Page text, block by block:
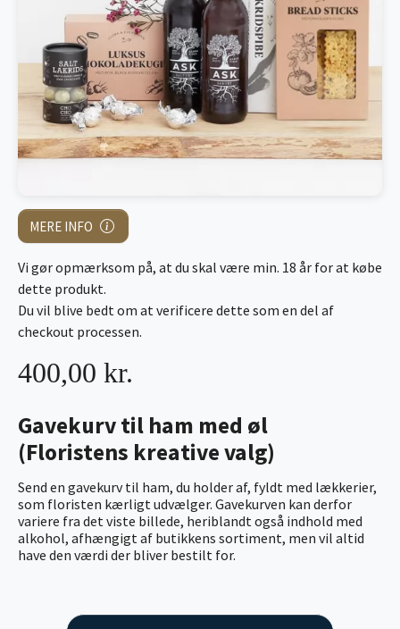
MERE INFO
Gavekurv til ham med øl
(Floristens kreative valg)
Send en gavekurv til ham, du holder af, fyldt med lækkerier,
som floristen kærligt udvælger. Gavekurven kan derfor
variere fra det viste billede, heriblandt også indhold med
alkohol, afhængigt af butikkens sortiment, men vil altid
have den værdi der bliver bestilt for.
400,00 kr.
Vi gør opmærksom på, at du skal være min. 18 år for at købe
dette produkt.
Du vil blive bedt om at verificere dette som en del af
checkout processen.